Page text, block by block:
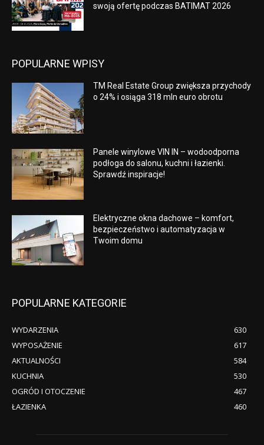
swoją ofertę podczas BATIMAT 2026
POPULARNE WPISY
TM Real Estate Group zwiększa przychody
o 24% i osiąga 318 mln euro obrotu
Panele winylowe VIN IN – wodoodporna
podłoga do salonu, kuchni i łazienki.
Sprawdź inspiracje!
Elektryczne okna dachowe – komfort,
bezpieczeństwo i automatyzacja w
Twoim domu
POPULARNE KATEGORIE
WYDARZENIA
630
WYPOSAŻENIE
617
AKTUALNOŚCI
584
KUCHNIA
530
OGRÓD I OTOCZENIE
467
ŁAZIENKA
460